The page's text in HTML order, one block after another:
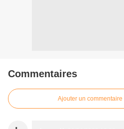
Commentaires
Ajouter un commentaire